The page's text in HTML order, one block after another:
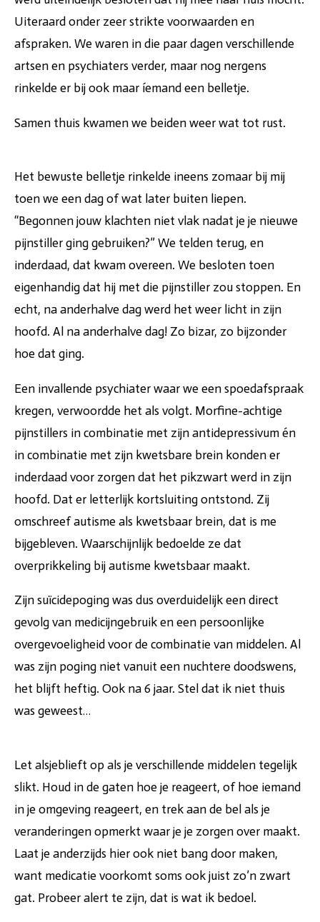
Uiteraard onder zeer strikte voorwaarden en
afspraken. We waren in die paar dagen verschillende
artsen en psychiaters verder, maar nog nergens
rinkelde er bij ook maar íemand een belletje.
Samen thuis kwamen we beiden weer wat tot rust.
Het bewuste belletje rinkelde ineens zomaar bij mij
toen we een dag of wat later buiten liepen.
“Begonnen jouw klachten niet vlak nadat je je nieuwe
pijnstiller ging gebruiken?” We telden terug, en
inderdaad, dat kwam overeen. We besloten toen
eigenhandig dat hij met die pijnstiller zou stoppen. En
echt, na anderhalve dag werd het weer licht in zijn
hoofd. Al na anderhalve dag! Zo bizar, zo bijzonder
hoe dat ging.
Een invallende psychiater waar we een spoedafspraak
kregen, verwoordde het als volgt. Morfine-achtige
pijnstillers in combinatie met zijn antidepressivum én
in combinatie met zijn kwetsbare brein konden er
inderdaad voor zorgen dat het pikzwart werd in zijn
hoofd. Dat er letterlijk kortsluiting ontstond. Zij
omschreef autisme als kwetsbaar brein, dat is me
bijgebleven. Waarschijnlijk bedoelde ze dat
overprikkeling bij autisme kwetsbaar maakt.
Zijn suïcidepoging was dus overduidelijk een direct
gevolg van medicijngebruik en een persoonlijke
overgevoeligheid voor de combinatie van middelen. Al
was zijn poging niet vanuit een nuchtere doodswens,
het blijft heftig. Ook na 6 jaar. Stel dat ik niet thuis
was geweest…
Let alsjeblieft op als je verschillende middelen tegelijk
slikt. Houd in de gaten hoe je reageert, of hoe iemand
in je omgeving reageert, en trek aan de bel als je
veranderingen opmerkt waar je je zorgen over maakt.
Laat je anderzijds hier ook niet bang door maken,
want medicatie voorkomt soms ook juist zo’n zwart
gat. Probeer alert te zijn, dat is wat ik bedoel.